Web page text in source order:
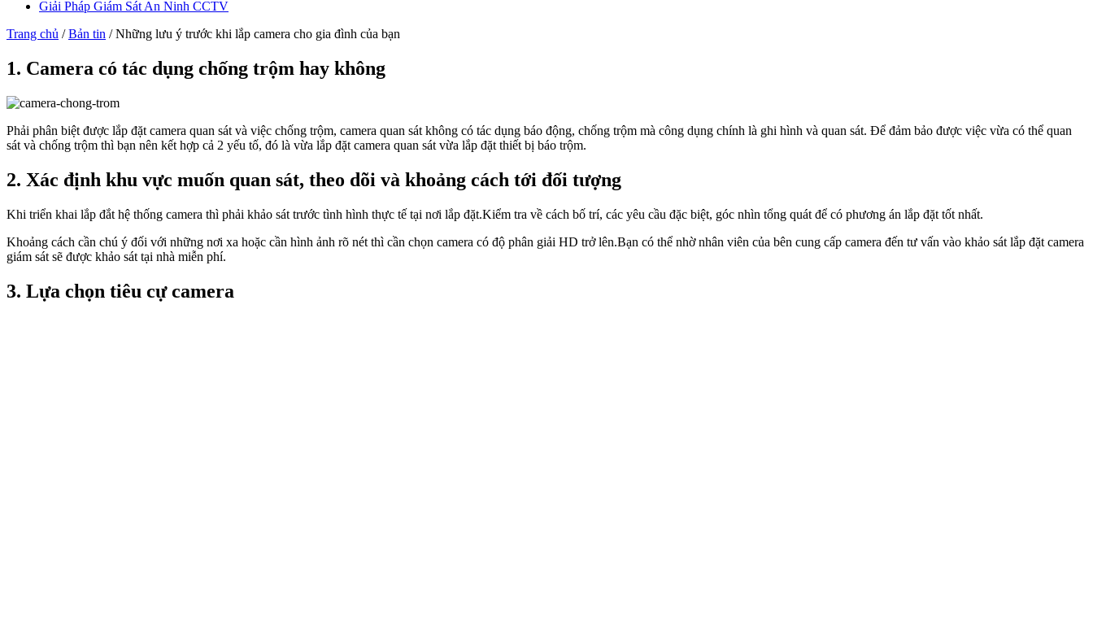
Giải Pháp Giám Sát An Ninh CCTV
Trang chủ / Bản tin /Những lưu ý trước khi lắp camera cho gia đình của bạn
1. Camera có tác dụng chống trộm hay không
Phải phân biệt được lắp đặt camera quan sát và việc chống trộm, camera quan sát không có tác dụng báo động, chống trộm mà công dụng chính là ghi hình và quan sát. Để đảm bảo được việc vừa có thể quan
sát và chống trộm thì bạn nên kết hợp cả 2 yếu tố, đó là vừa lắp đặt camera quan sát vừa lắp đặt thiết bị báo trộm.
2. Xác định khu vực muốn quan sát, theo dõi và khoảng cách tới đối tượng
Khi triển khai lắp đắt hệ thống camera thì phải khảo sát trước tình hình thực tế tại nơi lắp đặt.Kiểm tra về cách bố trí, các yêu cầu đặc biệt, góc nhìn tổng quát để có phương án lắp đặt tốt nhất.
Khoảng cách cần chú ý đối với những nơi xa hoặc cần hình ảnh rõ nét thì cần chọn camera có độ phân giải HD trở lên.Bạn có thể nhờ nhân viên của bên cung cấp camera đến tư vấn vào khảo sát lắp đặt camera
giám sát sẽ được khảo sát tại nhà miễn phí.
3. Lựa chọn tiêu cự camera